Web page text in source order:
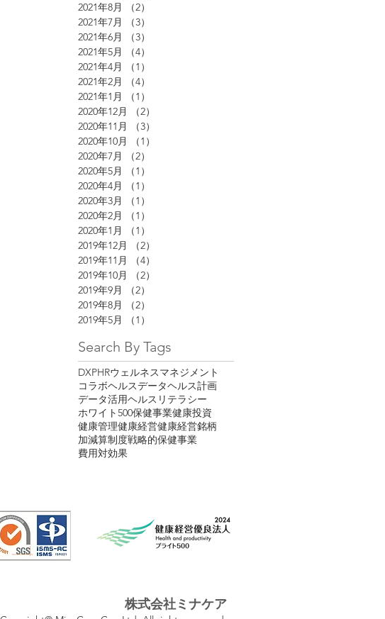
2021年8月
（2）
2021年7月
（3）
2021年6月
（3）
2021年5月
（4）
2021年4月
（1）
2021年2月
（4）
2021年1月
（1）
2020年12月
（2）
2020年11月
（3）
2020年10月
（1）
2020年7月
（2）
2020年5月
（1）
2020年4月
（1）
2020年3月
（1）
2020年2月
（1）
2020年1月
（1）
2019年12月
（2）
2019年11月
（4）
2019年10月
（2）
2019年9月
（2）
2019年8月
（2）
2019年5月
（1）
Search By Tags
DXPHRウェルネスマネジメント
コラボヘルスデータヘルス計画
データ活用ヘルスリテラシー
ホワイト500保健事業健康投資
健康管理健康経営健康経営銘柄
加減算制度戦略的保健事業
費用対効果
株式会社ミナケア